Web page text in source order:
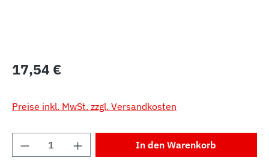
Regulärer Preis:
17,54 €
Preise inkl. MwSt. zzgl. Versandkosten
Produkt Anzahl: Gib den gewünschten
In den Warenkorb